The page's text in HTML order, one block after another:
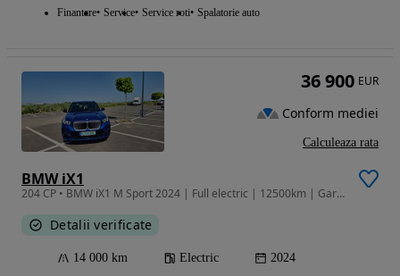
Finantare Service Service roti Spalatorie auto
BMW iX1
204 CP • BMW iX1 M Sport 2024 | Full electric | 12500km | Garanție + Service
Detalii verificate
14 000 km Electric 2024
36 900 EUR
Conform mediei
Calculeaza rata